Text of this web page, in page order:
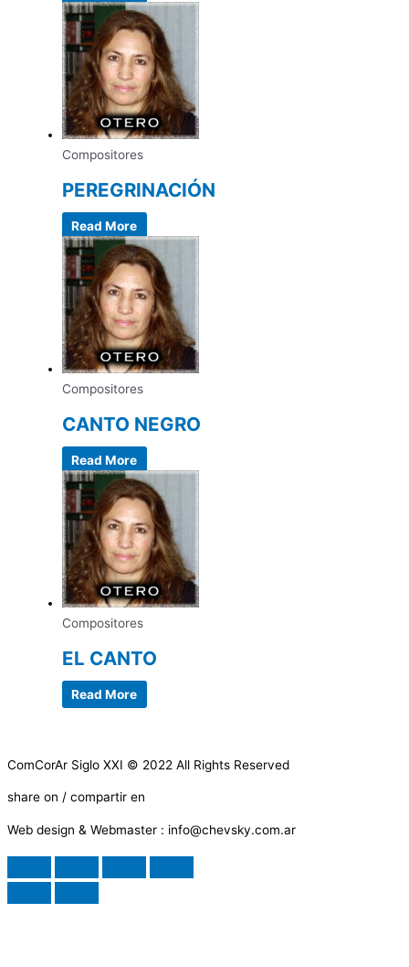
Compositores
PEREGRINACIÓN
Read More
Compositores
CANTO NEGRO
Read More
Compositores
EL CANTO
Read More
ComCorAr Siglo XXI © 2022 All Rights Reserved
share on / compartir en
Web design & Webmaster : info@chevsky.com.ar